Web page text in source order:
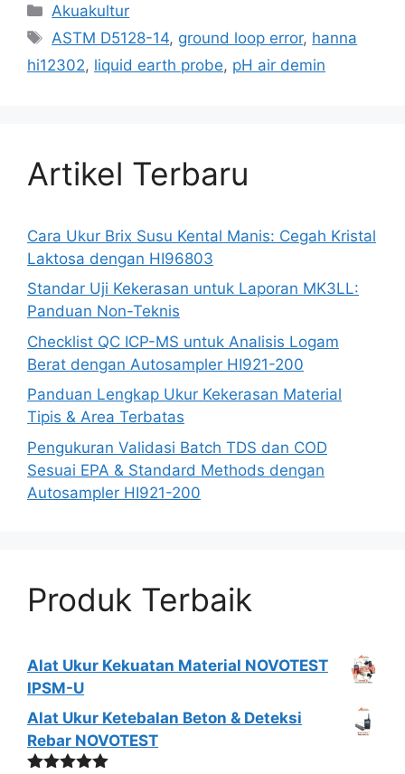
Akuakultur
ASTM D5128-14, ground loop error, hanna
hi12302, liquid earth probe, pH air demin
Artikel Terbaru
Cara Ukur Brix Susu Kental Manis: Cegah Kristal
Laktosa dengan HI96803
Standar Uji Kekerasan untuk Laporan MK3LL:
Panduan Non-Teknis
Checklist QC ICP-MS untuk Analisis Logam
Berat dengan Autosampler HI921-200
Panduan Lengkap Ukur Kekerasan Material
Tipis & Area Terbatas
Pengukuran Validasi Batch TDS dan COD
Sesuai EPA & Standard Methods dengan
Autosampler HI921-200
Produk Terbaik
Alat Ukur Kekuatan Material NOVOTEST
IPSM-U
Alat Ukur Ketebalan Beton & Deteksi
Rebar NOVOTEST